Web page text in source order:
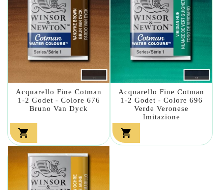
Acquarello Fine Cotman
1-2 Godet - Colore 676
Bruno Van Dyck

Acquarello Fine Cotman
1-2 Godet - Colore 696
Verde Veronese
Imitazione
